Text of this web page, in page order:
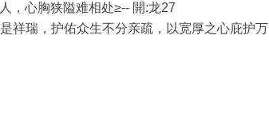
，心胸狭隘难相处≥-- 開:龙27
祥瑞，护佑众生不分亲疏，以宽厚之心庇护万